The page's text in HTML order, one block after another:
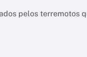
pelos terremotos